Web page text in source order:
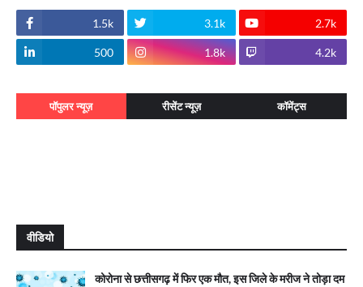
1.5k 3.1k 2.7k
500 1.8k 4.2k
पॉपुलर न्यूज़ रीसेंट न्यूज़ कॉमेंट्स
वीडियो
कोरोना से छत्तीसगढ़ में फिर एक मौत, इस जिले के मरीज ने तोड़ा दम